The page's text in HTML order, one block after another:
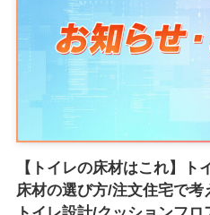
【トイレの床材はこれ】
床材の選び方/注文住宅で